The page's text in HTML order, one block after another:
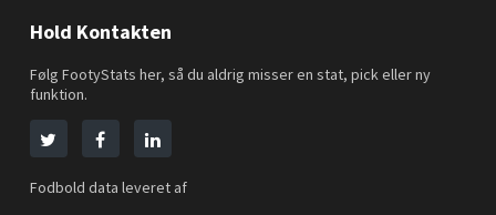
Hold Kontakten
Følg FootyStats her, så du aldrig misser en stat, pick eller ny
funktion.
Fodbold data leveret af